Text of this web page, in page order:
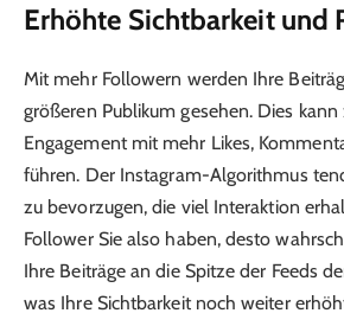
Erhöhte Sichtbarkeit und
Mit mehr Followern werden Ihre
größeren Publikum gesehen. Dies
Engagement mit mehr Likes,
führen. Der Instagram-Algorithmus
zu bevorzugen, die viel Interaktion
Follower Sie also haben, desto
Ihre Beiträge an die Spitze der Feeds
was Ihre Sichtbarkeit noch weiter